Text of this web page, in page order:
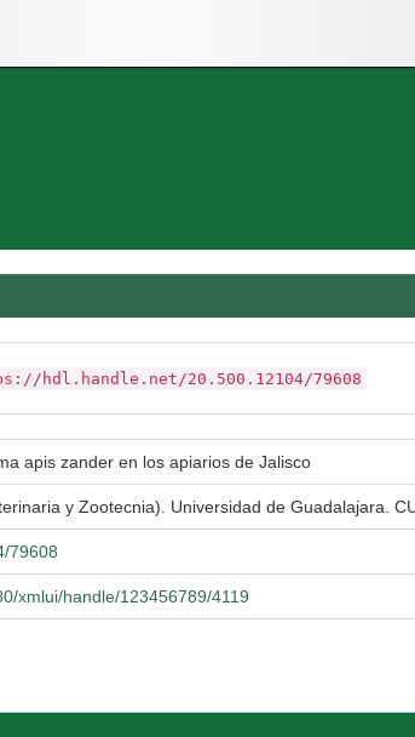
hdl.handle.net/20.500.12104/79608
apis zander en los apiarios de Jalisco
y Zootecnia). Universidad de Guadalajara.
79608
xmlui/handle/123456789/4119